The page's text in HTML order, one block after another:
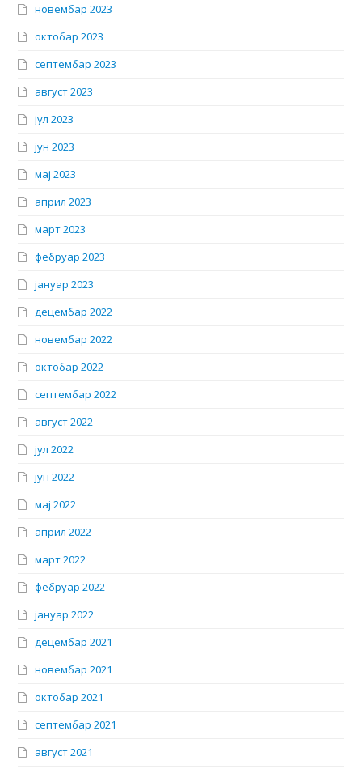
новембар 2023
октобар 2023
септембар 2023
август 2023
јул 2023
јун 2023
мај 2023
април 2023
март 2023
фебруар 2023
јануар 2023
децембар 2022
новембар 2022
октобар 2022
септембар 2022
август 2022
јул 2022
јун 2022
мај 2022
април 2022
март 2022
фебруар 2022
јануар 2022
децембар 2021
новембар 2021
октобар 2021
септембар 2021
август 2021